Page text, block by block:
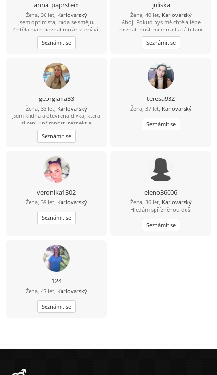
anna_paprstein
Žena, 36 let, Karlovarský
Jsem optimista, ráda se směju.
Chtěla bych poznat muže, který ví,
co chce, je inteligentní a má smysl
pro humor a dokáže mě rozesmát.
Seznámit se
juliska
Žena, 40 let, Karlovarský
Ahoj! Pokud bys mě chtěla lépe
poznat, pošli mi e-mail a já ti tam
odpovím. Nejsem tu často, takže si
na tvůj e-mail počkám, abych tě lépe
poznala.
Seznámit se
georgiana33
Žena, 33 let, Karlovarský
Jsem klidná a otevřená dívka, která
si cení upřímnost, respekt a
pozornost ve vztahu. Mám ráda
jednoduché radosti života:
procházky na čerstvém vzduchu,
filmem, živé rozhovory a chvíle,
které stojí za to si pamatovat. Ve
volném čase dávám přednost
aktivitě: cestování, procházky po
nových místech, sport, a někdy
prostě jen pohodlí doma. Chci se
seznámit s mužem, se kterým se dá
smát, sdílet život a budovat
důvěrný, teplý vztah. Pro mě je
důležité být vedle člověka, který si
Seznámit se
teresa932
Žena, 37 let, Karlovarský
Seznámit se
veronika1302
Žena, 39 let, Karlovarský
Seznámit se
eleno36006
Žena, 36 let, Karlovarský
Hledám spřízněnou duši
Seznámit se
124
Žena, 47 let, Karlovarský
Seznámit se